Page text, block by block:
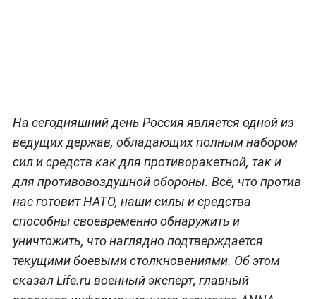
На сегодняшний день Россия является одной из
ведущих держав, обладающих полным набором
сил и средств как для противоракетной, так и
для противовоздушной обороны. Всё, что против
нас готовит НАТО, наши силы и средства
способны своевременно обнаружить и
уничтожить, что наглядно подтверждается
текущими боевыми столкновениями. Об этом
сказал Life.ru военный эксперт, главный